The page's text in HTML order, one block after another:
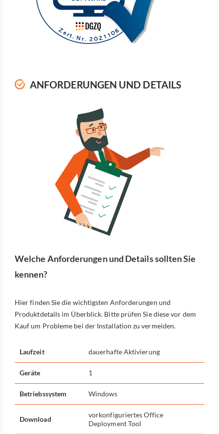
ANFORDERUNGEN UND DETAILS
Welche Anforderungen und Details sollten Sie
kennen?
Hier finden Sie die wichtigsten Anforderungen und
Produktdetails im Überblick. Bitte prüfen Sie diese vor dem
Kauf um Probleme bei der Installation zu vermeiden.
Laufzeit dauerhafte Aktivierung
Geräte 1
Betriebssystem Windows
Download
vorkonfiguriertes Office
Deployment Tool